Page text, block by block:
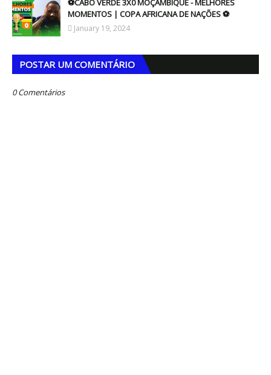
⚽CABO VERDE 3X0 MOÇAMBIQUE - MELHORES
MOMENTOS | COPA AFRICANA DE NAÇÕES ⚽
January 19, 2024
POSTAR UM COMENTÁRIO
0 Comentários